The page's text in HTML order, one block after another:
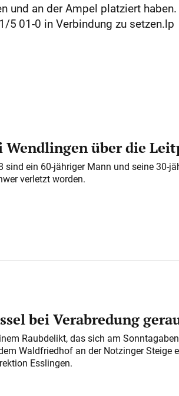
und an der Ampel platziert
5 01-0 in Verbindung zu setzen.lp
Wendlingen über die
sind ein 60-jähriger Mann und seine 30-
verletzt worden.
bei Verabredung
Raubdelikt, das sich am
Waldfriedhof an der Notzinger Steige
Esslingen.